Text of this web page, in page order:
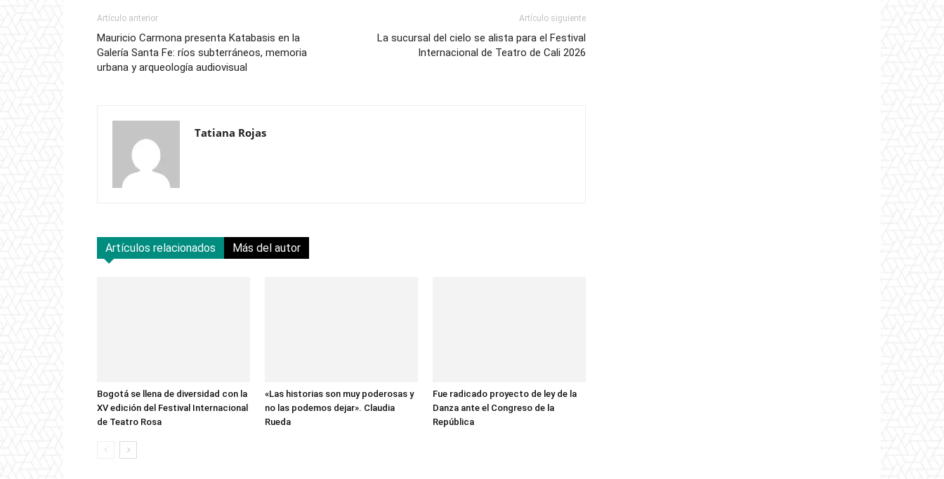
Artículo anterior
Mauricio Carmona presenta Katabasis en la
Galería Santa Fe: ríos subterráneos, memoria
urbana y arqueología audiovisual
Artículo siguiente
La sucursal del cielo se alista para el Festival
Internacional de Teatro de Cali 2026
Tatiana Rojas
Artículos relacionados Más del autor
Bogotá se llena de diversidad con la
XV edición del Festival Internacional
de Teatro Rosa
«Las historias son muy poderosas y
no las podemos dejar». Claudia
Rueda
Fue radicado proyecto de ley de la
Danza ante el Congreso de la
República